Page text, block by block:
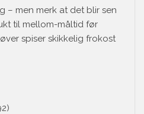
– men merk at det blir sen
til mellom-måltid før
spiser skikkelig frokost